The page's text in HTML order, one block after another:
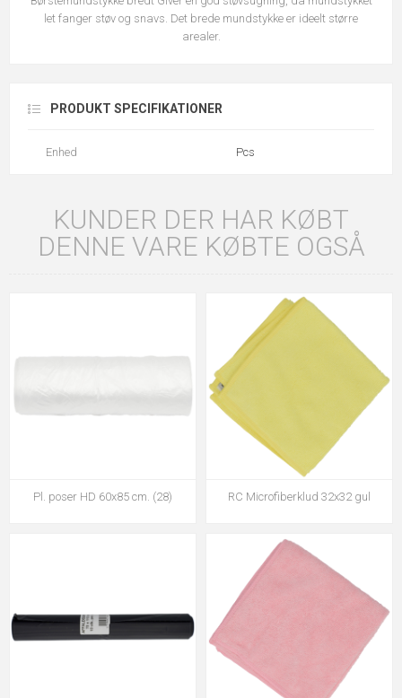
let fanger støv og snavs. Det brede mundstykke er ideelt større
arealer.
PRODUKT SPECIFIKATIONER
Enhed Pcs
KUNDER DER HAR KØBT
DENNE VARE KØBTE OGSÅ
Pl. poser HD 60x85 cm. (28) RC Microfiberklud 32x32 gul